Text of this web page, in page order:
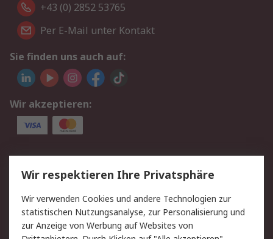
+43 (0) 2852 53765
Per E-Mail unter Kontakt
Sie finden uns auch auf:
Wir akzeptieren:
Service
Value Added Services
Lieferlösungen
Rücksendung/Entsorgung Kontakt
Hilfe
Wir respektieren Ihre Privatsphäre
Wir verwenden Cookies und andere Technologien zur
statistischen Nutzungsanalyse, zur Personalisierung und
zur Anzeige von Werbung auf Websites von